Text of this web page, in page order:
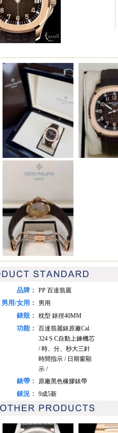
品牌： PP 百達翡麗
男用/女用： 男用
錶殼： 枕型 錶徑40MM
功能：
百達翡麗錶原廠Cal.
324 S C自動上鍊機芯
/ 時、分、秒大三針
時間指示 / 日期窗顯
示 /
錶帶： 原廠黑色橡膠錶帶
錶況： 9成5新